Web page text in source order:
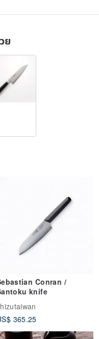
ย
Conran /
knife
365.25